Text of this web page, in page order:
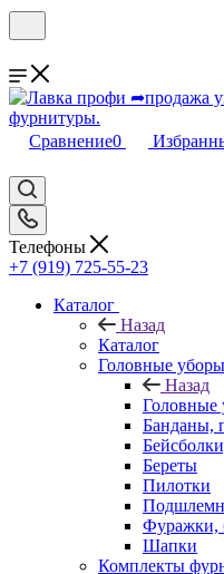
Сравнение0
Телефоны
+7 (919) 725-55-23
Каталог
Назад
Каталог
Головные
Назад
Головные
Банданы,
Береты
Пилотки
Фуражки,
Шапки
Комплекты